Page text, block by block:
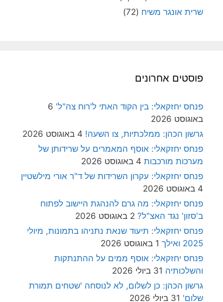
שרית אונגר משיח (72)
פוסטים אחרונים
פנחס יחזקאלי: בין הקוד האתי ל'רוח צה"ל' 6
באוגוסט 2026
גרשון הכהן: ממלכתיות, צו השעה! 4 באוגוסט 2026
פנחס יחזקאלי: אוסף המאמרים על שרידותן של
מערכות מורכבות 4 באוגוסט 2026
פנחס יחזקאלי: עקרון השרידות של ד"ר אורי מילשטיין
4 באוגוסט 2026
פנחס יחזקאלי: מה גרם להנהגת היישוב לפתוח
ב'סזון' נגד האצ"ל? 2 באוגוסט 2026
פנחס יחזקאלי: תיעוד שנאת נתניהו בתמונות, מיולי
2025 ואילך
1 באוגוסט 2026
פנחס יחזקאלי: אוסף ממים על ההתנתקות
והשלכותיה 31 ביולי 2026
גרשון הכהן: כן לשלום, לא לנוסחה 'שטחים תמורת
שלום' 31 ביולי 2026